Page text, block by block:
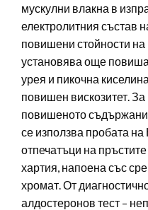
мускулни влакна в
електролитния състав
повишени стойности на
установява още
урея и пикочна
повишен вискозитет.
повишеното
се използва пробата на
отпечатъци на
хартия, напоена със
хромат. От
алдостеронов тест –